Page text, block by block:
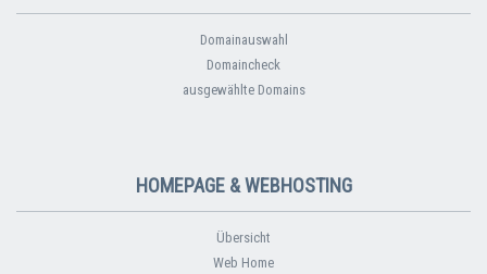
Domainauswahl
Domaincheck
ausgewählte Domains
HOMEPAGE & WEBHOSTING
Übersicht
Web Home